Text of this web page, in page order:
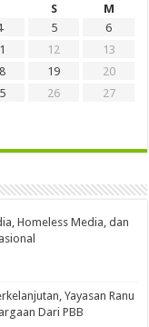
S
M
5
6
12
13
19
20
26
27
Homeless Media, dan
Yayasan Ranu
Dari PBB